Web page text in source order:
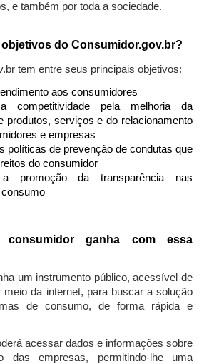
e também por toda a sociedade.
do Consumidor.gov.br?
tem entre seus principais objetivos:
aos consumidores
a competitividade pela melhoria da
produtos, serviços e do relacionamento
e empresas
políticas de prevenção de condutas que
do consumidor
a promoção da transparência nas
ganha com essa
um instrumento público, acessível de
meio da internet, para buscar a solução
de consumo, de forma rápida e
acessar dados e informações sobre
das empresas, permitindo-lhe uma